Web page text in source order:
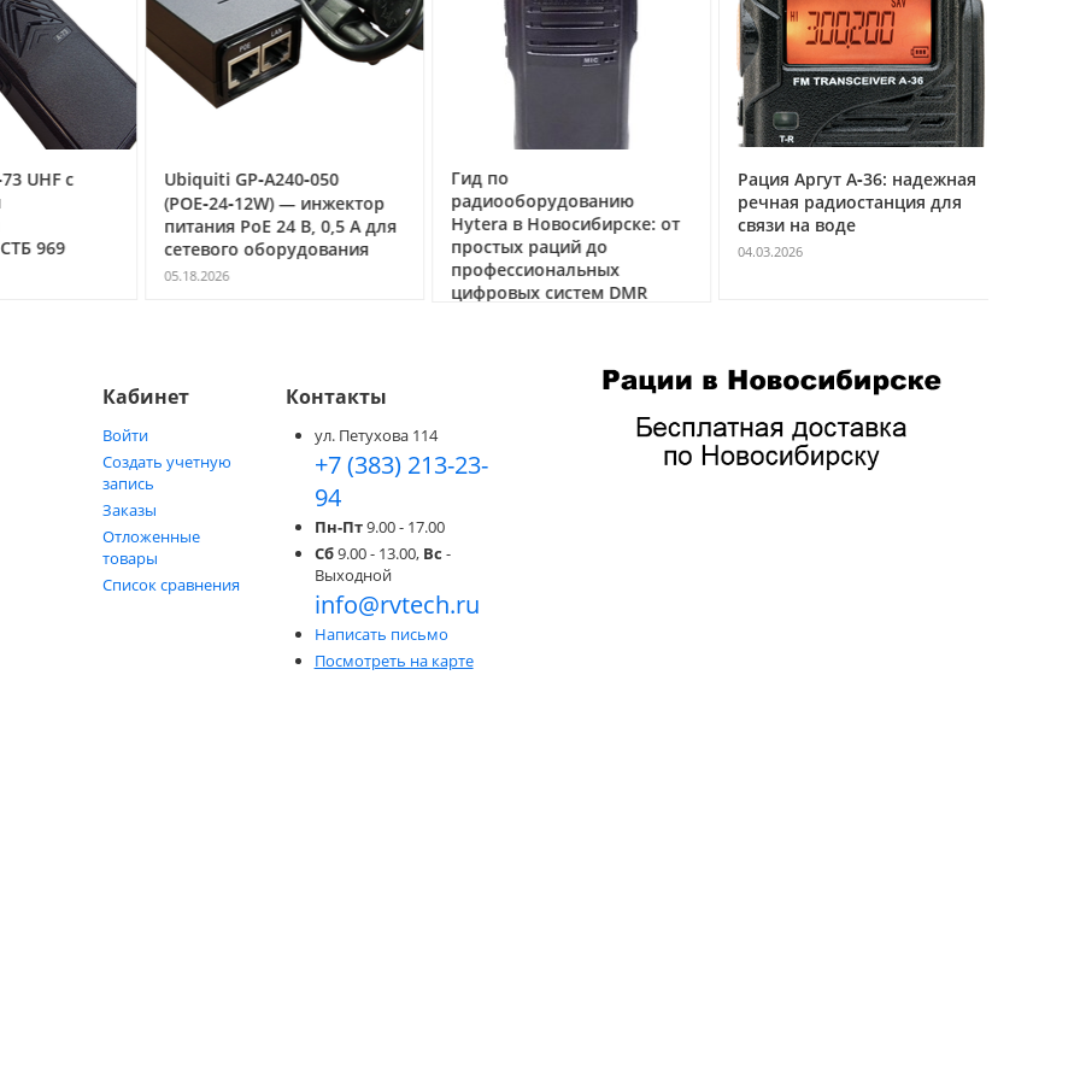
из углепластика;
к стене.
UHF с
969
Ubiquiti GP‑A240‑050
(POE‑24‑12W) — инжектор
питания PoE 24 В, 0,5 А для
сетевого оборудования
05.18.2026
Гид по
радиооборудованию
Hytera в Новосибирске: от
простых раций до
профессиональных
цифровых систем DMR
Рация Аргут А‑36: надежная
речная радиостанция для
связи на воде
04.03.2026
Кабинет
Войти
Создать учетную
запись
Заказы
Отложенные
товары
Список сравнения
Контакты
ул. Петухова 114
+7 (383) 213-23-
94
Пн-Пт9.00 - 17.00
Сб9.00 - 13.00, Вс -
Выходной
info@rvtech.ru
Написать письмо
Посмотреть на карте